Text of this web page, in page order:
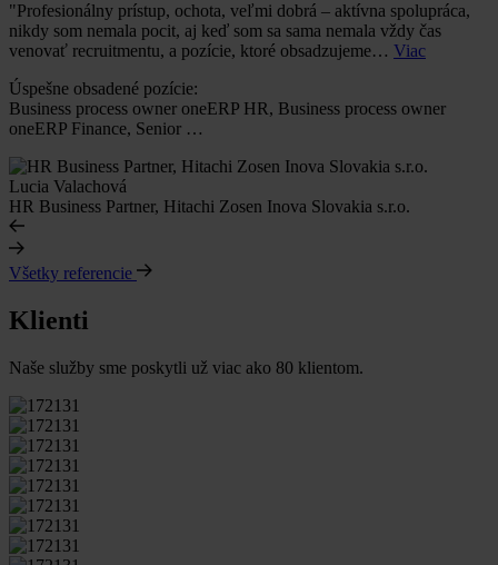
"Profesionálny prístup, ochota, veľmi dobrá – aktívna spolupráca,
nikdy som nemala pocit, aj keď som sa sama nemala vždy čas
venovať recruitmentu, a pozície, ktoré obsadzujeme… Viac
Úspešne obsadené pozície:
Business process owner oneERP HR, Business process owner
oneERP Finance, Senior …
Lucia Valachová
HR Business Partner, Hitachi Zosen Inova Slovakia s.r.o.
Všetky referencie
Klienti
Naše služby sme poskytli už viac ako 80 klientom.